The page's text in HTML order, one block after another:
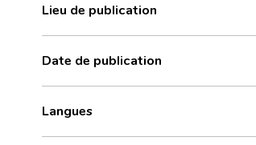
Lieu de publication
Date de publication
Langues